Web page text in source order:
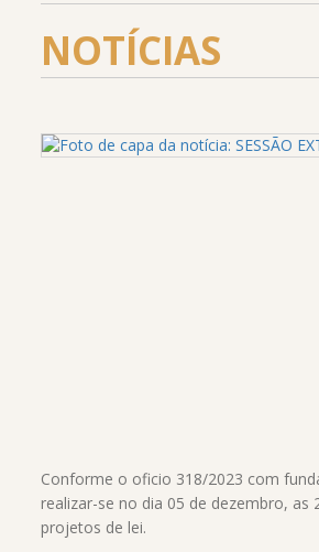
NOTÍCIAS
Conforme o oficio 318/2023 com
realizar-se no dia 05 de dezembro,
projetos de lei.